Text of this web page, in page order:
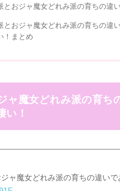
とおジャ魔女どれみ派の育ちの違
とおジャ魔女どれみ派の育ちの違
！まとめ
ャ魔女どれみ派の育ち
い！
ャ魔女どれみ派の育ちの違いで